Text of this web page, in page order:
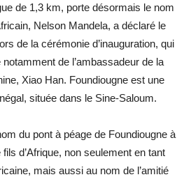
de 1,3 km, porte désormais le nom
Nelson Mandela, a déclaré le
de la cérémonie d’inauguration, qui
de l’ambassadeur de la
Xiao Han. Foundiougne est une
située dans le Sine-Saloum.
du pont à péage de Foundiougne à
d’Afrique, non seulement en tant
mais aussi au nom de l’amitié